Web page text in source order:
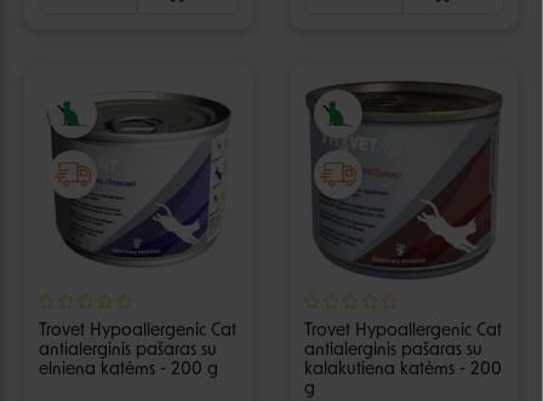
Trovet Hypoallergenic Cat
antialerginis pašaras su
elniena katėms - 200 g
Trovet Hypoallergenic Cat
antialerginis pašaras su
kalakutiena katėms - 200
g